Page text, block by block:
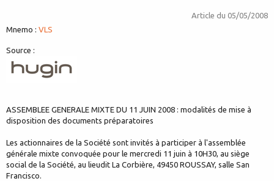
Article du 05/05/2008
Mnemo : VLS
Source :
ASSEMBLEE GENERALE MIXTE DU 11 JUIN 2008 : modalités de mise à
disposition des documents préparatoires
Les actionnaires de la Société sont invités à participer à l'assemblée
générale mixte convoquée pour le mercredi 11 juin à 10H30, au siège
social de la Société, au lieudit La Corbière, 49450 ROUSSAY, salle San
Francisco.